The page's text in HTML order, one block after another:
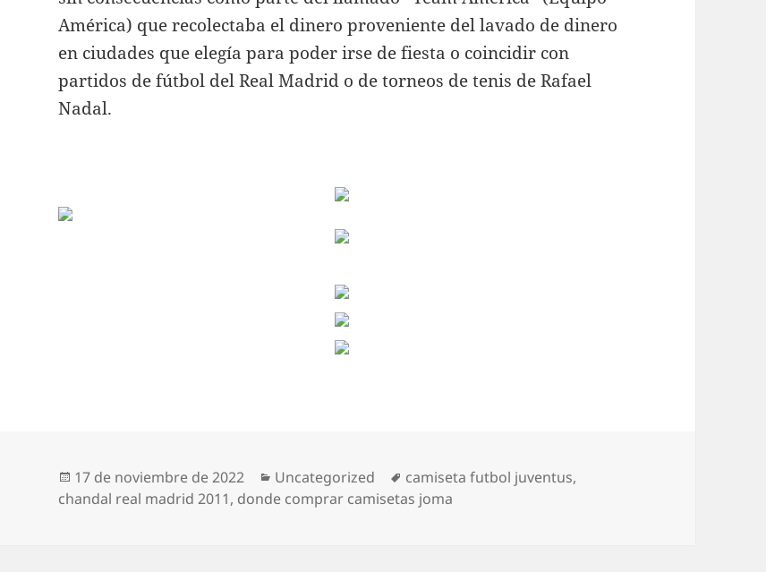
América) que recolectaba el dinero proveniente del lavado de dinero
en ciudades que elegía para poder irse de fiesta o coincidir con
partidos de fútbol del Real Madrid o de torneos de tenis de Rafael
Nadal.
Publicado
el
17 de noviembre de 2022 Categorías
Uncategorized Etiquetas
camiseta futbol juventus,
chandal real madrid 2011, donde comprar camisetas joma